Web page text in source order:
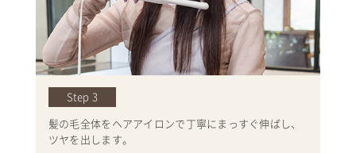
Step 3
髪の毛全体をヘアアイロンで丁寧にまっすぐ伸ばし、
ツヤを出します。